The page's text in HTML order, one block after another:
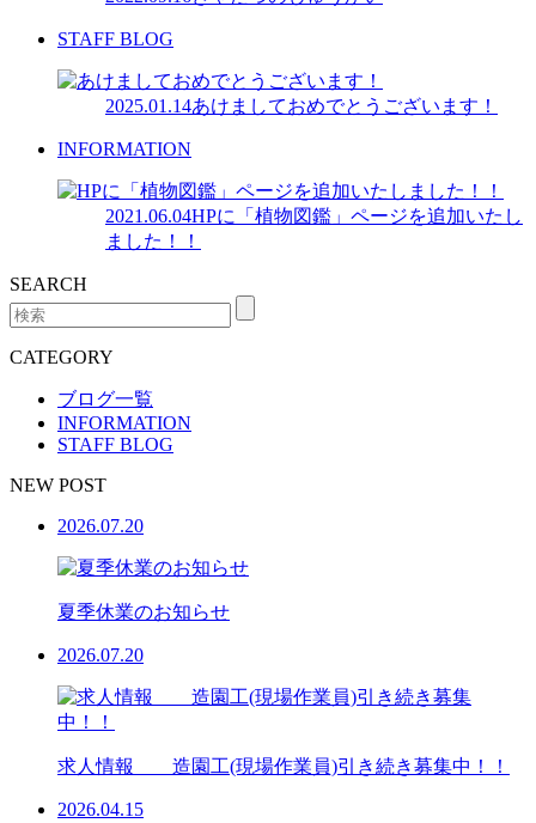
STAFF BLOG
2025.01.14あけましておめでとうございます！
INFORMATION
2021.06.04HPに「植物図鑑」ページを追加いたし
ました！！
SEARCH
CATEGORY
ブログ一覧
INFORMATION
STAFF BLOG
NEW POST
2026.07.20
夏季休業のお知らせ
2026.07.20
求人情報 造園工(現場作業員)引き続き募集中！！
2026.04.15